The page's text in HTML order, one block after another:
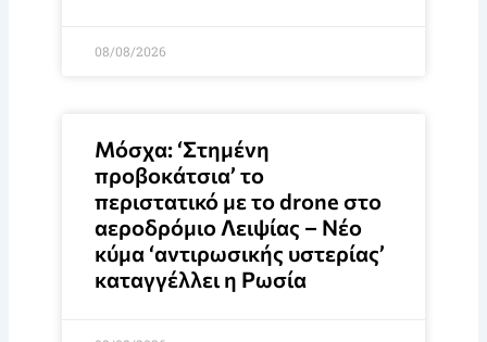
08/08/2026
Μόσχα: ‘Στημένη
προβοκάτσια’ το
περιστατικό με το drone στο
αεροδρόμιο Λειψίας – Νέο
κύμα ‘αντιρωσικής υστερίας’
καταγγέλλει η Ρωσία